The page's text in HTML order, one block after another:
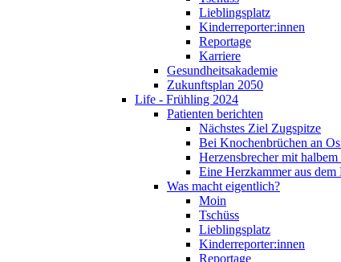
Lieblingsplatz
Kinderreporter:innen
Reportage
Karriere
Gesundheitsakademie
Zukunftsplan 2050
Life - Frühling 2024
Patienten berichten
Nächstes Ziel Zugspitze
Bei Knochenbrüchen an
Herzensbrecher mit halbem
Eine Herzkammer aus dem
Was macht eigentlich?
Moin
Tschüss
Lieblingsplatz
Kinderreporter:innen
Reportage